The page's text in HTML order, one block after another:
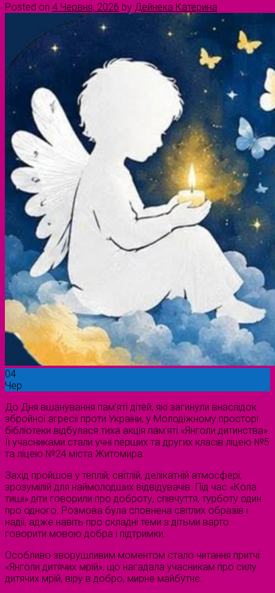
Posted on 4 Червня, 2026 by Дейнека Катерина
04
Чер
До Дня вшанування пам’яті дітей, які загинули внаслідок
збройної агресії проти України, у Молодіжному просторі
бібліотеки відбулася тиха акція пам’яті «Янголи дитинства».
Її учасниками стали учні перших та других класів ліцею №5
та ліцею №24 міста Житомира.
Захід пройшов у теплій, світлій, делікатній атмосфері,
зрозумілій для наймолодших відвідувачів. Під час «Кола
тиші» діти говорили про доброту, співчуття, турботу один
про одного. Розмова була сповнена світлих образів і
надії, адже навіть про складні теми з дітьми варто
говорити мовою добра і підтримки.
Особливо зворушливим моментом стало читання притчі
«Янголи дитячих мрій», що нагадала учасникам про силу
дитячих мрій, віру в добро, мирне майбутнє.